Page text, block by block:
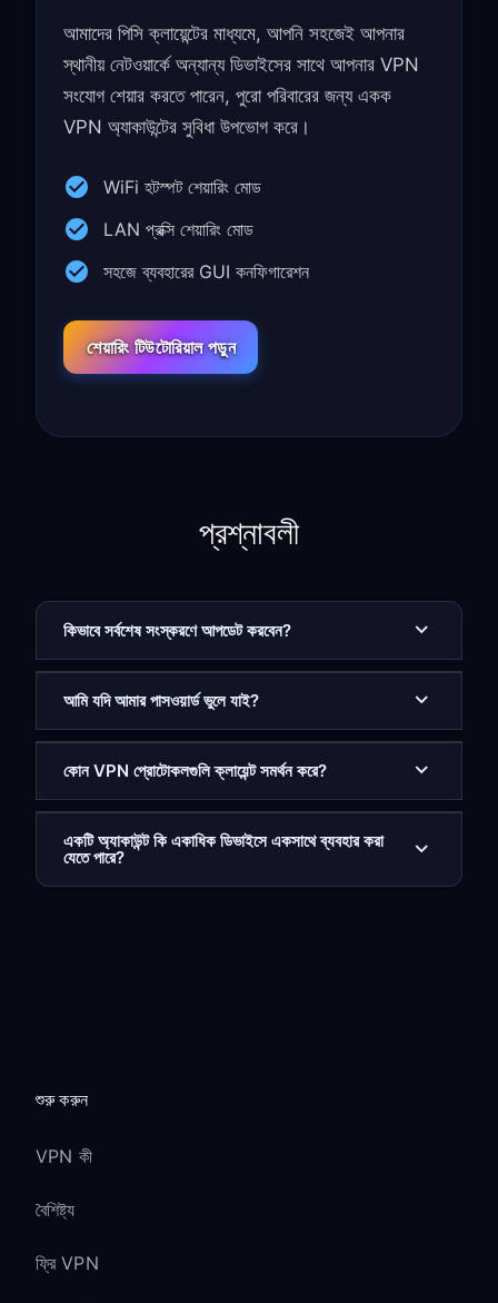
আমাদের পিসি ক্লায়েন্টের মাধ্যমে, আপনি সহজেই আপনার
স্থানীয় নেটওয়ার্কে অন্যান্য ডিভাইসের সাথে আপনার VPN
সংযোগ শেয়ার করতে পারেন, পুরো পরিবারের জন্য একক
VPN অ্যাকাউন্টের সুবিধা উপভোগ করে।
WiFi হটস্পট শেয়ারিং মোড
LAN প্রক্সি শেয়ারিং মোড
সহজে ব্যবহারের GUI কনফিগারেশন
শেয়ারিং টিউটোরিয়াল পড়ুন
প্রশ্নাবলী
কিভাবে সর্বশেষ সংস্করণে আপডেট করবেন?
আমি যদি আমার পাসওয়ার্ড ভুলে যাই?
কোন VPN প্রোটোকলগুলি ক্লায়েন্ট সমর্থন করে?
একটি অ্যাকাউন্ট কি একাধিক ডিভাইসে একসাথে ব্যবহার করা
যেতে পারে?
শুরু করুন
VPN কী
বৈশিষ্ট্য
ফ্রি VPN